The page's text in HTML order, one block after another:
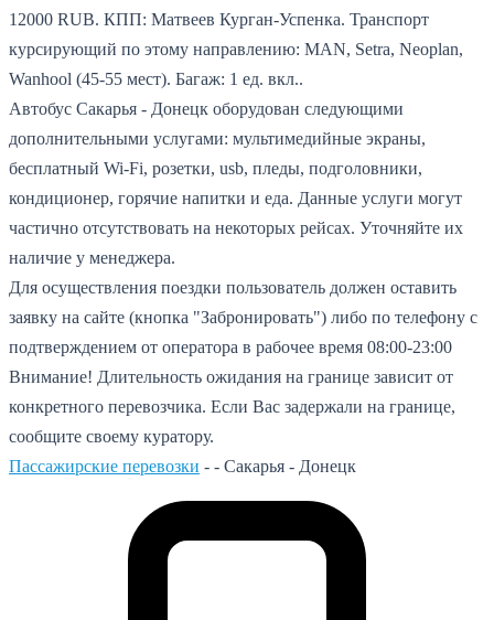
12000 RUB. КПП: Матвеев Курган-Успенка. Транспорт
курсирующий по этому направлению: MAN, Setra, Neoplan,
Wanhool (45-55 мест). Багаж: 1 ед. вкл..
Автобус Сакарья - Донецк оборудован следующими
дополнительными услугами: мультимедийные экраны,
бесплатный Wi-Fi, розетки, usb, пледы, подголовники,
кондиционер, горячие напитки и еда. Данные услуги могут
частично отсутствовать на некоторых рейсах. Уточняйте их
наличие у менеджера.
Для осуществления поездки пользователь должен оставить
заявку на сайте (кнопка "Забронировать") либо по телефону с
подтверждением от оператора в рабочее время 08:00-23:00
Внимание! Длительность ожидания на границе зависит от
конкретного перевозчика. Если Вас задержали на границе,
сообщите своему куратору.
Пассажирские перевозки - - Сакарья - Донецк